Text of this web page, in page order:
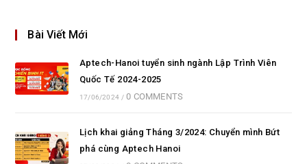
Bài Viết Mới
Aptech-Hanoi tuyển sinh ngành Lập Trình Viên
Quốc Tế 2024-2025
17/06/2024 / 0 COMMENTS
Lịch khai giảng Tháng 3/2024: Chuyển mình Bứt
phá cùng Aptech Hanoi